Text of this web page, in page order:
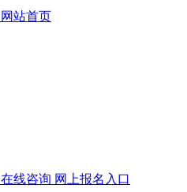
网站首页
在线咨询 网上报名入口